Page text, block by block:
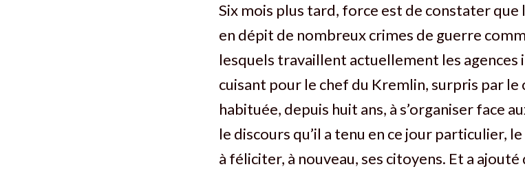
Six mois plus tard, force est de constater que
en dépit de nombreux crimes de guerre
lesquels travaillent actuellement les agences
cuisant pour le chef du Kremlin, surpris par le
habituée, depuis huit ans, à s’organiser face
le discours qu’il a tenu en ce jour particulier,
à féliciter, à nouveau, ses citoyens. Et a